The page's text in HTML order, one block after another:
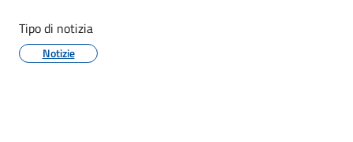
Tipo di notizia
Notizie